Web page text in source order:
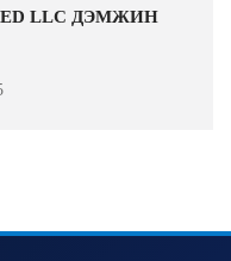
LLC ДЭМЖИН